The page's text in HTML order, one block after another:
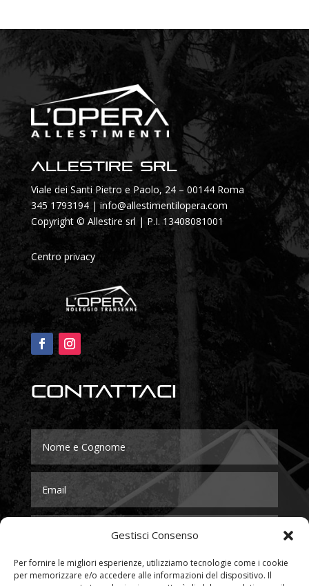
Gestisci Consenso
Per fornire le migliori esperienze, utilizziamo tecnologie come i cookie
per memorizzare e/o accedere alle informazioni del dispositivo. Il
Allestire SRL
Viale dei Santi Pietro e Paolo, 24 – 00144 Roma
345 1793194|info@allestimentilopera.com
Copyright © Allestire srl | P.I. 13408081001
Centro privacy
Contattaci